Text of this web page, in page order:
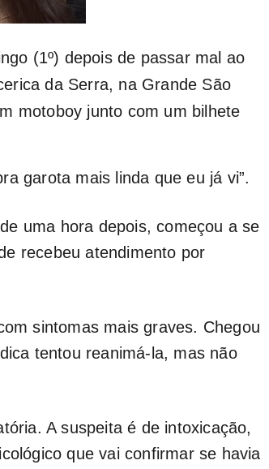
(1º) depois de passar mal ao
da Serra, na Grande São
motoboy junto com um bilhete
garota mais linda que eu já vi”.
uma hora depois, começou a se
recebeu atendimento por
sintomas mais graves. Chegou
tentou reanimá-la, mas não
A suspeita é de intoxicação,
que vai confirmar se havia